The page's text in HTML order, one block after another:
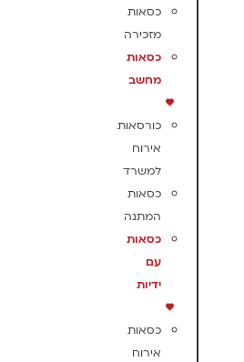
כסאות
מזכירה
כסאות
מחשב
כורסאות
אירוח
למשרד
כסאות
המתנה
כסאות
עם
ידיות
כסאות
אירוח